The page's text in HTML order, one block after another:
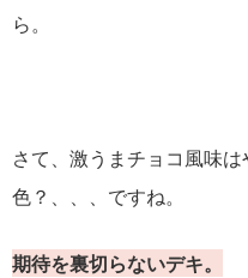
ら。
さて、激うまチョコ風味
色？、、、ですね。
期待を裏切らないデキ。